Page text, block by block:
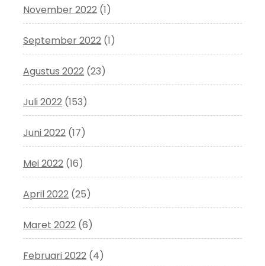
November 2022 (1)
September 2022 (1)
Agustus 2022 (23)
Juli 2022 (153)
Juni 2022 (17)
Mei 2022 (16)
April 2022 (25)
Maret 2022 (6)
Februari 2022 (4)